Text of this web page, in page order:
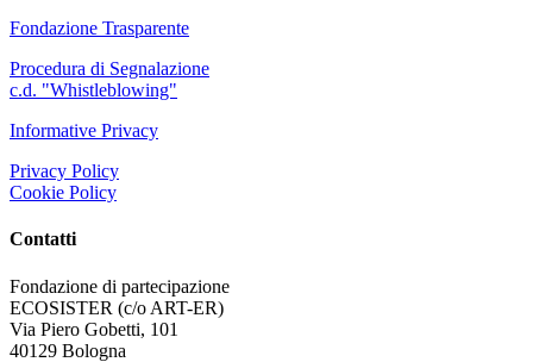
Fondazione Trasparente
Procedura di Segnalazione
c.d. "Whistleblowing"
Informative Privacy
Privacy Policy
Cookie Policy
Contatti
Fondazione di partecipazione
ECOSISTER (c/o ART-ER)
Via Piero Gobetti, 101
40129 Bologna